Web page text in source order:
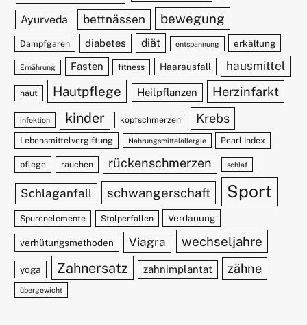
Ayurveda bettnässen bewegung
Dampfgaren diabetes diät entspannung erkältung
Ernährung Fasten fitness Haarausfall hausmittel
haut Hautpflege Heilpflanzen Herzinfarkt
infektion kinder kopfschmerzen Krebs
Lebensmittelvergiftung Nahrungsmittelallergie Pearl Index
pflege rauchen rückenschmerzen schlaf
Schlaganfall schwangerschaft Sport
Spurenelemente Stolperfallen Verdauung
verhütungsmethoden Viagra wechseljahre
yoga Zahnersatz zahnimplantat zähne
übergewicht